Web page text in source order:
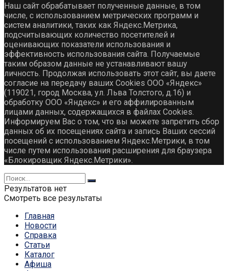
Наш сайт обрабатывает полученные данные, в том
числе, с использованием метрических программ и
систем аналитики, таких как Яндекс.Метрика,
подсчитывающих количество посетителей и
оценивающих показатели использования и
эффективность использования сайта. Получаемые
таким образом данные не устанавливают вашу
личность. Продолжая использовать этот сайт, вы даете
согласие на передачу ваших Cookies ООО «Яндекс»
(119021, город Москва, ул. Льва Толстого, д.16) и
обработку ООО «Яндекс» и его аффилированным
лицами данных, содержащихся в файлах Cookies.
Информируем Вас о том, что вы можете запретить сбор
данных об их посещениях сайта и запись Ваших сессий
посещений с использованием Яндекс.Метрики, в том
числе путем использования расширения для браузера
«Блокировщик Яндекс.Метрики».
Результатов нет
Смотреть все результаты
Главная
Новости
Справка
Статьи
Каталог
Афиша